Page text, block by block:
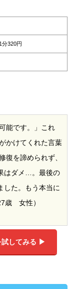
分320円
能です。」これ
かけてくれた言葉
復を諦められず、
はダメ…。最後の
した。もう本当に
歳 女性）
試してみる ▶︎